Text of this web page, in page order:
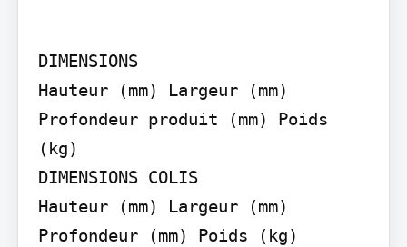
DIMENSIONS
Hauteur (mm) Largeur (mm)
Profondeur produit (mm) Poids
(kg)
DIMENSIONS COLIS
Hauteur (mm) Largeur (mm)
Profondeur (mm) Poids (kg)